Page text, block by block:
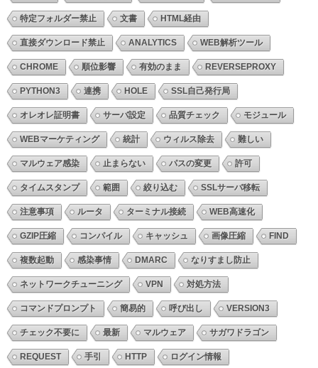
特定フォルダー禁止 文書 HTML経由
直接ダウンロード禁止 ANALYTICS WEB解析ツール
CHROME 順位影響 有効のまま REVERSEPROXY
PYTHON3 連携 HOLE SSL自己発行局
オレオレ証明書 サーバ設定 品質チェック モジュール
WEBマーケティング 統計 ウィルス除去 難しい
マルウェア感染 止まらない パスの変更 許可
タイムスタンプ 範囲 絞り込む SSLサーバ移転
注意事項 ルータ ターミナル接続 WEB高速化
GZIP圧縮 コンパイル キャッシュ 画像圧縮 FIND
複数起動 感染事情 DMARC なりすまし防止
ネットワークチューニング VPN 対処方法
コマンドプロンプト 簡易的 呼び出し VERSION3
チェック不要に 最新 マルウェア サガワドラゴン
REQUEST 手引 HTTP ログイン情報